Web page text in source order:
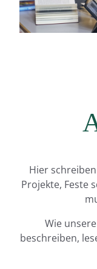
Hier
Projekte, Feste
Wie
beschreiben,